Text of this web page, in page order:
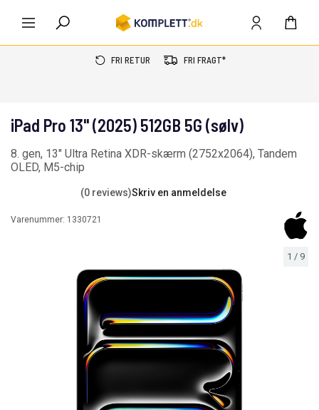
FRI RETUR FRI FRAGT*
1 / 9
iPad Pro 13" (2025) 512GB 5G (sølv)
8. gen, 13" Ultra Retina XDR-skærm (2752x2064), Tandem
OLED, M5-chip
(0 reviews)Skriv en anmeldelse
Varenummer: 1330721